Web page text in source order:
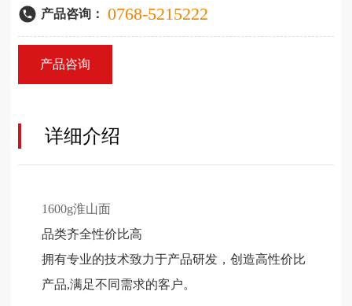
产品咨询： 0768-5215222
产品咨询
详细介绍
1600g淮山面
品类齐全性价比高
拥有专业的技术致力于产品研发，创造高性价比
产品,满足不同需求的客户。